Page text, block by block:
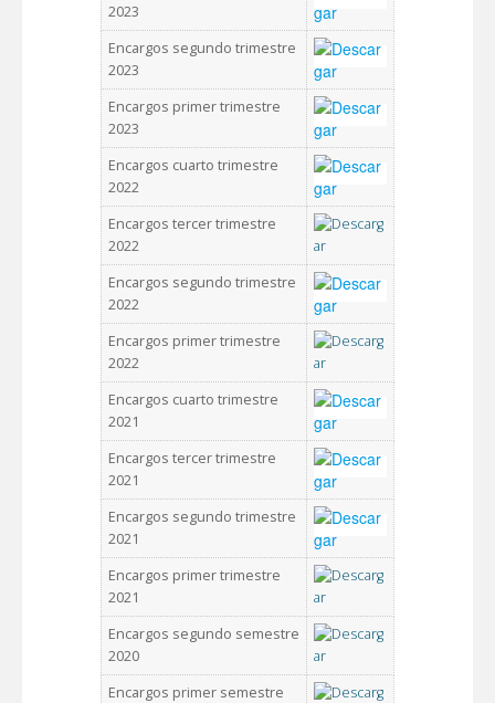
2023
Encargos segundo trimestre
2023
Encargos primer trimestre
2023
Encargos cuarto trimestre
2022
Encargos tercer trimestre
2022
Encargos segundo trimestre
2022
Encargos primer trimestre
2022
Encargos cuarto trimestre
2021
Encargos tercer trimestre
2021
Encargos segundo trimestre
2021
Encargos primer trimestre
2021
Encargos segundo semestre
2020
Encargos primer semestre